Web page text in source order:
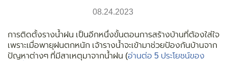
08.24.2023
การติดตั้งรางน้ำฝน เป็นอีกหนึ่งขั้นตอนการสร้างบ้านที่ต้องใส่ใจ
เพราะเมื่อพายุฝนตกหนัก เจ้ารางน้ำจะเข้ามาช่วยป้องกันบ้านจาก
ปัญหาต่างๆ ที่มีสาเหตุมาจากน้ำฝน (อ่านต่อ 5 ประโยชน์ของ